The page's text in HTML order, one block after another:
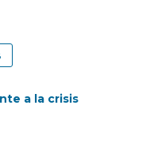
a la crisis